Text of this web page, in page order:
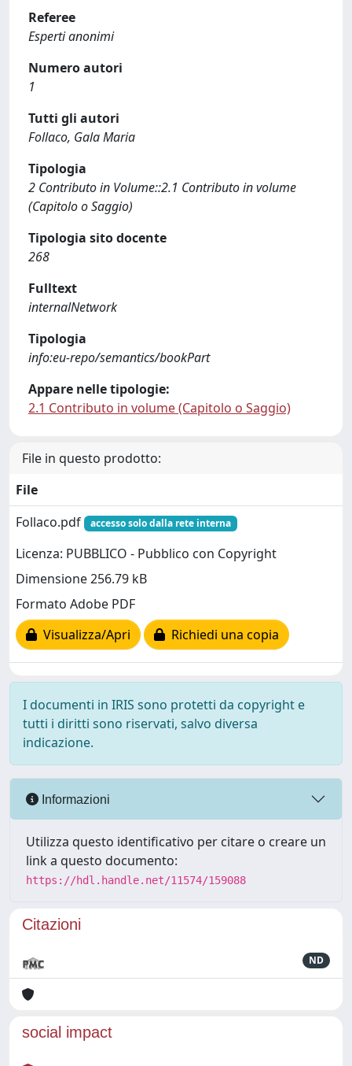
Referee
Esperti anonimi
Numero autori
1
Tutti gli autori
Follaco, Gala Maria
Tipologia
2 Contributo in Volume::2.1 Contributo in volume
(Capitolo o Saggio)
Tipologia sito docente
268
Fulltext
internalNetwork
Tipologia
info:eu-repo/semantics/bookPart
Appare nelle tipologie:
2.1 Contributo in volume (Capitolo o Saggio)
File in questo prodotto:
File
Follaco.pdf
accesso solo dalla rete interna
Licenza: PUBBLICO - Pubblico con Copyright
Dimensione 256.79 kB
Formato Adobe PDF
Visualizza/Apri
Richiedi una copia
I documenti in IRIS sono protetti da copyright e
tutti i diritti sono riservati, salvo diversa
indicazione.
Informazioni
Utilizza questo identificativo per citare o creare un
link a questo documento:
https://hdl.handle.net/11574/159088
Citazioni
ND
social impact